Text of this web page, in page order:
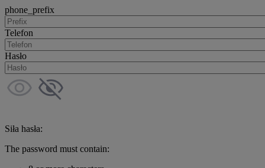
phone_prefix
Telefon
Hasło
Siła hasła:
The password must contain: